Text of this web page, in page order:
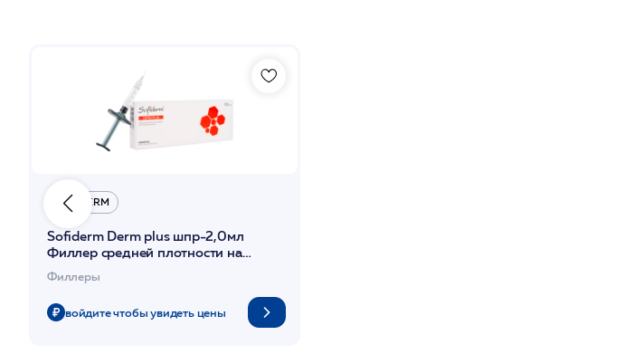
SOFIDERM
Sofiderm Derm plus шпр-2,0мл
Филлер средней плотности на
основе гиалуроновой кислоты
Филлеры
войдите чтобы увидеть цены